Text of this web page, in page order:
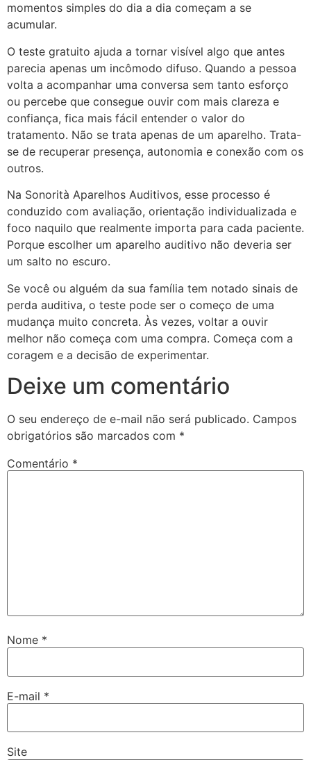
momentos simples do dia a dia começam a se
acumular.
O teste gratuito ajuda a tornar visível algo que antes
parecia apenas um incômodo difuso. Quando a pessoa
volta a acompanhar uma conversa sem tanto esforço
ou percebe que consegue ouvir com mais clareza e
confiança, fica mais fácil entender o valor do
tratamento. Não se trata apenas de um aparelho. Trata-
se de recuperar presença, autonomia e conexão com os
outros.
Na Sonorità Aparelhos Auditivos, esse processo é
conduzido com avaliação, orientação individualizada e
foco naquilo que realmente importa para cada paciente.
Porque escolher um aparelho auditivo não deveria ser
um salto no escuro.
Se você ou alguém da sua família tem notado sinais de
perda auditiva, o teste pode ser o começo de uma
mudança muito concreta. Às vezes, voltar a ouvir
melhor não começa com uma compra. Começa com a
coragem e a decisão de experimentar.
Deixe um comentário
O seu endereço de e-mail não será publicado. Campos
obrigatórios são marcados com *
Comentário *
Nome *
E-mail *
Site